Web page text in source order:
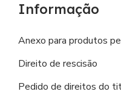
Informação
Anexo para produtos
Direito de rescisão
Pedido de direitos do